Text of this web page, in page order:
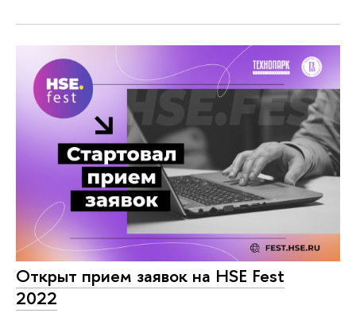
Открыт прием заявок на HSE Fest
2022